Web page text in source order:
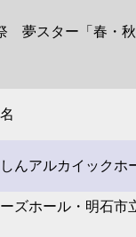
夢スター「春・
んアルカイックホ
ズホール・明石市